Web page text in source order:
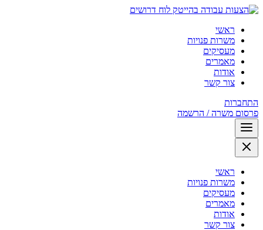
לוח דרושים
ראשי
משרות פנויות
מעסיקים
מאמרים
אודות
צור קשר
התחברות
פרסום משרה / הרשמה
ראשי
משרות פנויות
מעסיקים
מאמרים
אודות
צור קשר